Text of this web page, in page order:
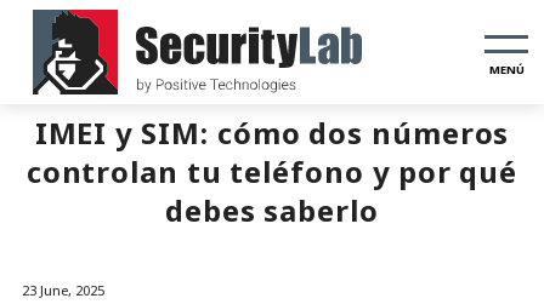
MENÚ
IMEI y SIM: cómo dos números
controlan tu teléfono y por qué
debes saberlo
23 June, 2025